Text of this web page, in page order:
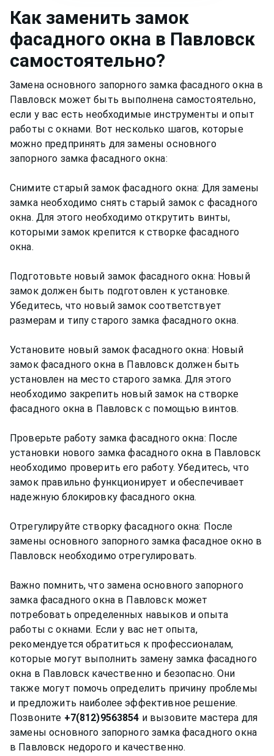
Как заменить замок
фасадного окна в Павловск
самостоятельно?
Замена основного запорного замка фасадного окна в
Павловск может быть выполнена самостоятельно,
если у вас есть необходимые инструменты и опыт
работы с окнами. Вот несколько шагов, которые
можно предпринять для замены основного
запорного замка фасадного окна:
Снимите старый замок фасадного окна: Для замены
замка необходимо снять старый замок с фасадного
окна. Для этого необходимо открутить винты,
которыми замок крепится к створке фасадного
окна.
Подготовьте новый замок фасадного окна: Новый
замок должен быть подготовлен к установке.
Убедитесь, что новый замок соответствует
размерам и типу старого замка фасадного окна.
Установите новый замок фасадного окна: Новый
замок фасадного окна в Павловск должен быть
установлен на место старого замка. Для этого
необходимо закрепить новый замок на створке
фасадного окна в Павловск с помощью винтов.
Проверьте работу замка фасадного окна: После
установки нового замка фасадного окна в Павловск
необходимо проверить его работу. Убедитесь, что
замок правильно функционирует и обеспечивает
надежную блокировку фасадного окна.
Отрегулируйте створку фасадного окна: После
замены основного запорного замка фасадное окно в
Павловск необходимо отрегулировать.
Важно помнить, что замена основного запорного
замка фасадного окна в Павловск может
потребовать определенных навыков и опыта
работы с окнами. Если у вас нет опыта,
рекомендуется обратиться к профессионалам,
которые могут выполнить замену замка фасадного
окна в Павловск качественно и безопасно. Они
также могут помочь определить причину проблемы
и предложить наиболее эффективное решение.
Позвоните +7(812)9563854 и вызовите мастера для
замены основного запорного замка фасадного окна